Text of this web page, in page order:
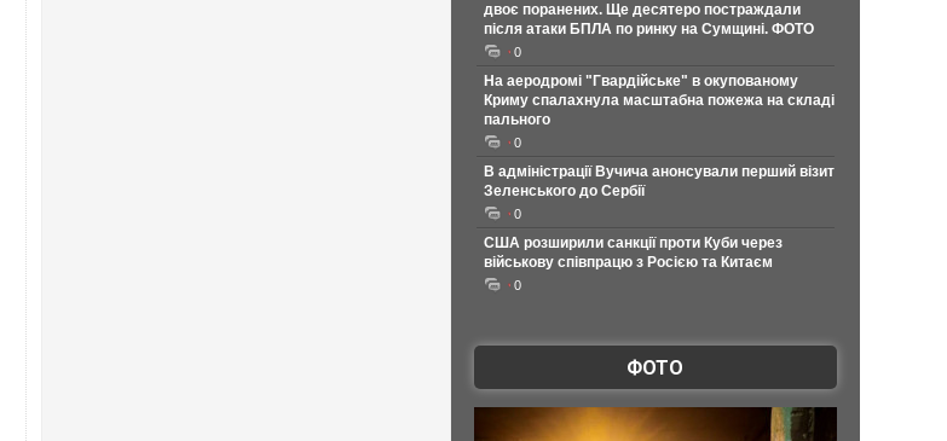
двоє поранених. Ще десятеро постраждали
після атаки БПЛА по ринку на Сумщині. ФОТО
0
На аеродромі "Гвардійське" в окупованому
Криму спалахнула масштабна пожежа на складі
пального
0
В адміністрації Вучича анонсували перший візит
Зеленського до Сербії
0
США розширили санкції проти Куби через
військову співпрацю з Росією та Китаєм
0
ФОТО